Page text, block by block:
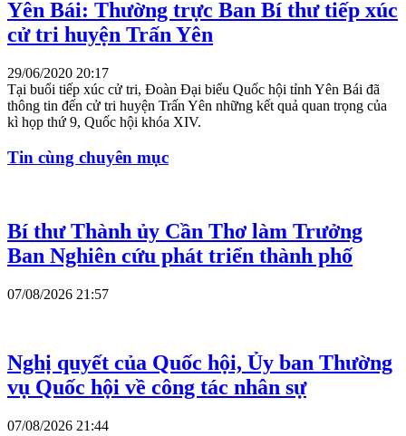
Yên Bái: Thường trực Ban Bí thư tiếp xúc
cử tri huyện Trấn Yên
29/06/2020 20:17
Tại buổi tiếp xúc cử tri, Đoàn Đại biểu Quốc hội tỉnh Yên Bái đã
thông tin đến cử tri huyện Trấn Yên những kết quả quan trọng của
kì họp thứ 9, Quốc hội khóa XIV.
Tin cùng chuyên mục
Bí thư Thành ủy Cần Thơ làm Trưởng
Ban Nghiên cứu phát triển thành phố
07/08/2026 21:57
Nghị quyết của Quốc hội, Ủy ban Thường
vụ Quốc hội về công tác nhân sự
07/08/2026 21:44